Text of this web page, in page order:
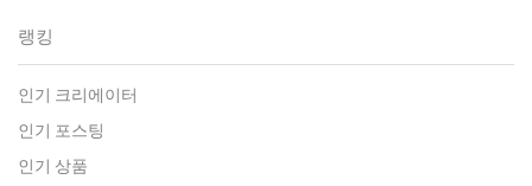
랭킹
인기 크리에이터
인기 포스팅
인기 상품